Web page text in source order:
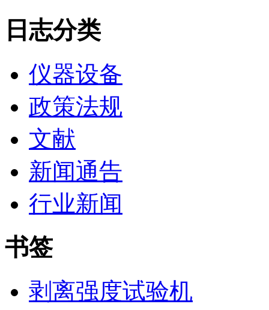
日志分类
仪器设备
政策法规
文献
新闻通告
行业新闻
书签
剥离强度试验机